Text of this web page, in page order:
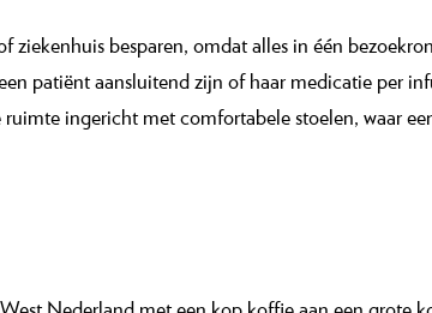
ziekenhuis besparen, omdat alles in één
patiënt aansluitend zijn of haar medicatie per
ingericht met comfortabele stoelen, waar